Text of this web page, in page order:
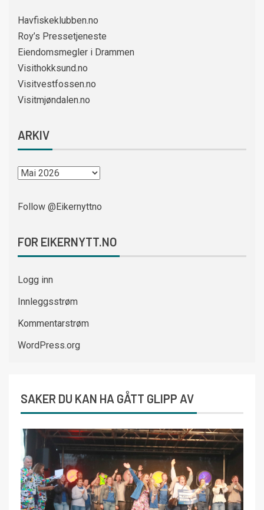
Havfiskeklubben.no
Roy’s Pressetjeneste
Eiendomsmegler i Drammen
Visithokksund.no
Visitvestfossen.no
Visitmjøndalen.no
ARKIV
Follow @Eikernyttno
FOR EIKERNYTT.NO
Logg inn
Innleggsstrøm
Kommentarstrøm
WordPress.org
SAKER DU KAN HA GÅTT GLIPP AV